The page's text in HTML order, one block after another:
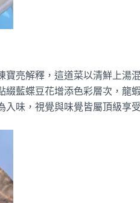
亮解釋，這道菜以清鮮上湯
藍蝶豆花增添色彩層次，龍
味，視覺與味覺皆屬頂級享